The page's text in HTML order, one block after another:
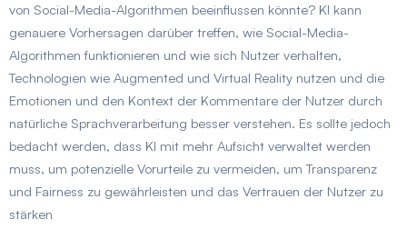
von Social-Media-Algorithmen beeinflussen könnte? KI kann
genauere Vorhersagen darüber treffen, wie Social-Media-
Algorithmen funktionieren und wie sich Nutzer verhalten,
Technologien wie Augmented und Virtual Reality nutzen und die
Emotionen und den Kontext der Kommentare der Nutzer durch
natürliche Sprachverarbeitung besser verstehen. Es sollte jedoch
bedacht werden, dass KI mit mehr Aufsicht verwaltet werden
muss, um potenzielle Vorurteile zu vermeiden, um Transparenz
und Fairness zu gewährleisten und das Vertrauen der Nutzer zu
stärken